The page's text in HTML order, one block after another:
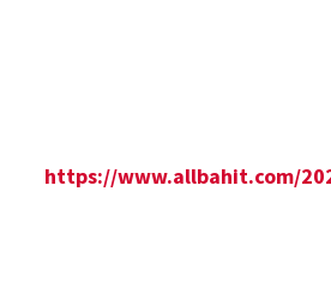
https://www.allbahit.com/